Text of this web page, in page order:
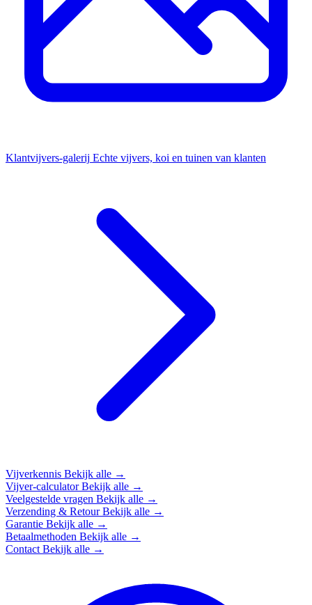
Klantvijvers-galerij Echte vijvers, koi en tuinen van klanten
Vijverkennis Bekijk alle →
Vijver-calculatorBekijk alle →
Veelgestelde vragen Bekijk alle →
Verzending & RetourBekijk alle →
Garantie Bekijk alle →
Betaalmethoden Bekijk alle →
Contact Bekijk alle →